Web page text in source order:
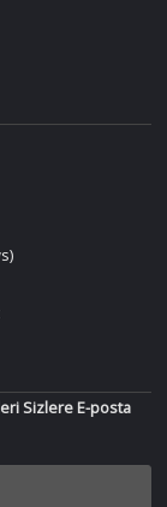
Sizlere E-posta